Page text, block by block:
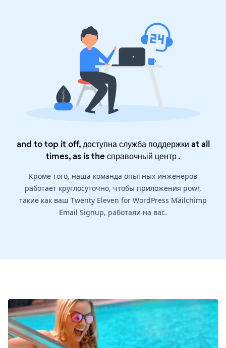
and to top it off, доступна служба поддержки at all
times, as is theсправочный центр.
Кроме того, наша команда опытных инженеров
работает круглосуточно, чтобы приложения powr,
такие как ваш Twenty Eleven for WordPress Mailchimp
Email Signup, работали на вас.